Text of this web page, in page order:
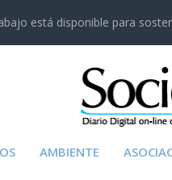
está disponible para
AMBIENTE